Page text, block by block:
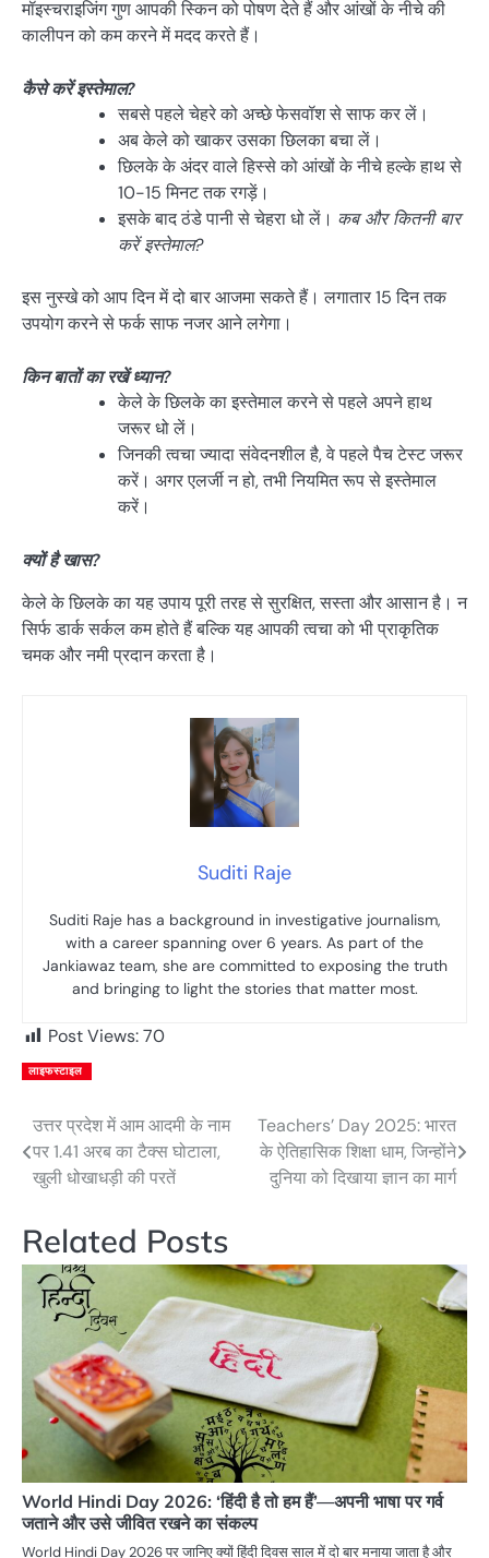
मॉइस्चराइजिंग गुण आपकी स्किन को पोषण देते हैं और आंखों के नीचे की
कालीपन को कम करने में मदद करते हैं।
कैसे करें इस्तेमाल?
सबसे पहले चेहरे को अच्छे फेसवॉश से साफ कर लें।
अब केले को खाकर उसका छिलका बचा लें।
छिलके के अंदर वाले हिस्से को आंखों के नीचे हल्के हाथ से
10-15 मिनट तक रगड़ें।
इसके बाद ठंडे पानी से चेहरा धो लें। कब और कितनी बार
करें इस्तेमाल?
इस नुस्खे को आप दिन में दो बार आजमा सकते हैं। लगातार 15 दिन तक
उपयोग करने से फर्क साफ नजर आने लगेगा।
किन बातों का रखें ध्यान?
केले के छिलके का इस्तेमाल करने से पहले अपने हाथ
जरूर धो लें।
जिनकी त्वचा ज्यादा संवेदनशील है, वे पहले पैच टेस्ट जरूर
करें। अगर एलर्जी न हो, तभी नियमित रूप से इस्तेमाल
करें।
क्यों है खास?
केले के छिलके का यह उपाय पूरी तरह से सुरक्षित, सस्ता और आसान है। न
सिर्फ डार्क सर्कल कम होते हैं बल्कि यह आपकी त्वचा को भी प्राकृतिक
चमक और नमी प्रदान करता है।
Suditi Raje
Suditi Raje has a background in investigative journalism,
with a career spanning over 6 years. As part of the
Jankiawaz team, she are committed to exposing the truth
and bringing to light the stories that matter most.
Post Views:70
लाइफस्टाइल
Post
navigation
उत्तर प्रदेश में आम आदमी के नाम
पर 1.41 अरब का टैक्स घोटाला,
खुली धोखाधड़ी की परतें
Teachers’ Day 2025: भारत
के ऐतिहासिक शिक्षा धाम, जिन्होंने
दुनिया को दिखाया ज्ञान का मार्ग
Related Posts
World Hindi Day 2026: ‘हिंदी है तो हम हैं’—अपनी भाषा पर गर्व
जताने और उसे जीवित रखने का संकल्प
World Hindi Day 2026 पर जानिए क्यों हिंदी दिवस साल में दो बार मनाया जाता है और